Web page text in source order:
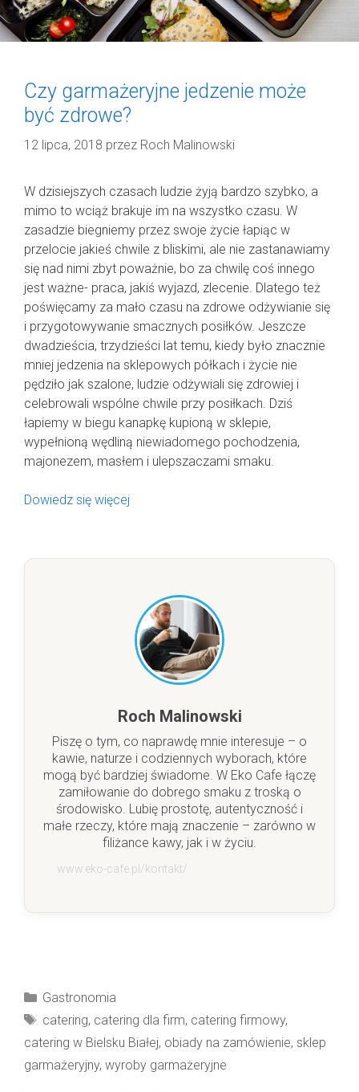
Czy garmażeryjne jedzenie może
być zdrowe?
12 lipca, 2018 przez Roch Malinowski
W dzisiejszych czasach ludzie żyją bardzo szybko, a
mimo to wciąż brakuje im na wszystko czasu. W
zasadzie biegniemy przez swoje życie łapiąc w
przelocie jakieś chwile z bliskimi, ale nie zastanawiamy
się nad nimi zbyt poważnie, bo za chwilę coś innego
jest ważne- praca, jakiś wyjazd, zlecenie. Dlatego też
poświęcamy za mało czasu na zdrowe odżywianie się
i przygotowywanie smacznych posiłków. Jeszcze
dwadzieścia, trzydzieści lat temu, kiedy było znacznie
mniej jedzenia na sklepowych półkach i życie nie
pędziło jak szalone, ludzie odżywiali się zdrowiej i
celebrowali wspólne chwile przy posiłkach. Dziś
łapiemy w biegu kanapkę kupioną w sklepie,
wypełnioną wędliną niewiadomego pochodzenia,
majonezem, masłem i ulepszaczami smaku.
Dowiedz się więcej
Roch Malinowski
Piszę o tym, co naprawdę mnie interesuje – o
kawie, naturze i codziennych wyborach, które
mogą być bardziej świadome. W Eko Cafe łączę
zamiłowanie do dobrego smaku z troską o
środowisko. Lubię prostotę, autentyczność i
małe rzeczy, które mają znaczenie – zarówno w
filiżance kawy, jak i w życiu.
www.eko-cafe.pl/kontakt/
Kategorie
Gastronomia
Tagi
catering, catering dla firm, catering firmowy,
catering w Bielsku Białej, obiady na zamówienie, sklep
garmażeryjny, wyroby garmażeryjne